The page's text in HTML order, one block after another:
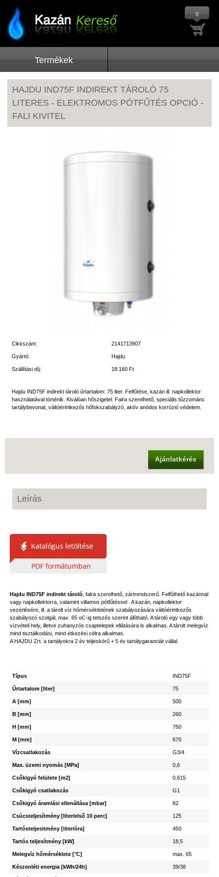
0
Termékek
HAJDU IND75F INDIREKT TÁROLÓ 75
LITERES - ELEKTROMOS PÓTFŰTÉS OPCIÓ -
FALI KIVITEL
Cikkszám: 2141713907
Gyártó: Hajdu
Szállítási díj: 18.160 Ft
Hajdu IND75F indirekt tároló űrtartalom: 75 liter. Felfűtése, kazán ill. napkollektor
használatával történik. Kiválóan hőszigetel. Falra szerelhető, speciális tűzzománc
tartálybevonat, váltóérintkezős hőfokszabályzó, aktív anódos korrózió védelem.
Ajánlatkérés
Leírás
Hajdu IND75F indirekt tároló , falra szerelhető, zártrendszerű. Felfűthető kazánnal
vagy napkollektorra, valamint villamos pótfűtéssel . A kazán, napkollektor
vezérlésére, ill. a tárolt víz hőmérsékletének szabályozására váltóérintkezős
szabályozó szolgál, max. 65 oC-ig tetszés szerint állítható. A tároló egy vagy több
vízvételi hely, illetve zuhanyzós csaptelepek ellátására is alkalmas. A tárolt melegvíz
mind tisztálkodási, mind étkezési célra alkalmas.
A HAJDU Zrt. a tartályokra 2 év teljeskörű + 5 év tartálygaranciát vállal.
Típus IND75F
Űrtartalom [liter] 75
A [mm] 500
B [mm] 260
H [mm] 750
M [mm] 670
Vízcsatlakozás G3/4
Max. üzemi nyomás [MPa] 0,6
Csőkigyó felülete [m2] 0,615
Csőkigyó csatlakozás G1
Csőkigyó áramlási ellenállása [mbar] 82
Csúcsteljesítmény [liter/első 10 perc] 125
Tartósteljesitmény [liter/óra] 450
Tartós teljesítmény [kW] 18,5
Melegvíz hőmérséklete [°C] max. 65
Készenléti energia [kWh/24h] 39/38